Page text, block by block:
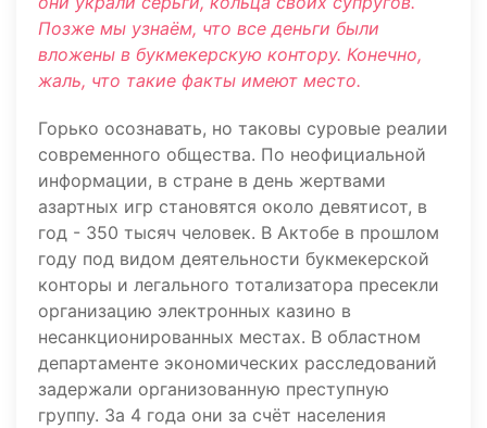
Позже мы узнаём, что все деньги были
вложены в букмекерскую контору. Конечно,
жаль, что такие факты имеют место.
Горько осознавать, но таковы суровые реалии
современного общества. По неофициальной
информации, в стране в день жертвами
азартных игр становятся около девятисот, в
год - 350 тысяч человек. В Актобе в прошлом
году под видом деятельности букмекерской
конторы и легального тотализатора пресекли
организацию электронных казино в
несанкционированных местах. В областном
департаменте экономических расследований
задержали организованную преступную
группу. За 4 года они за счёт населения